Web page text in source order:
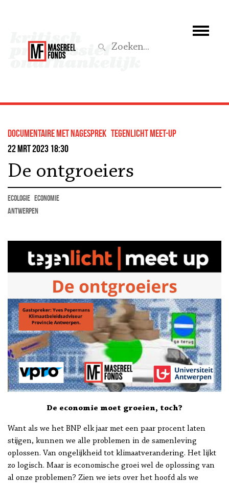
Wat we doen
Aktief
documentaire met nagesprek Tegenlicht Meet-up
22 mrt 2023 18:30
De ontgroeiers
ecologie economie
Antwerpen
De economie moet groeien, toch?
Want als we het BNP elk jaar met een paar procent laten
stijgen, kunnen we alle problemen in de samenleving
oplossen. Van ongelijkheid tot klimaatverandering. Het lijkt
zo logisch. Maar is economische groei wel de oplossing van
al onze problemen? Zien we iets over het hoofd als we